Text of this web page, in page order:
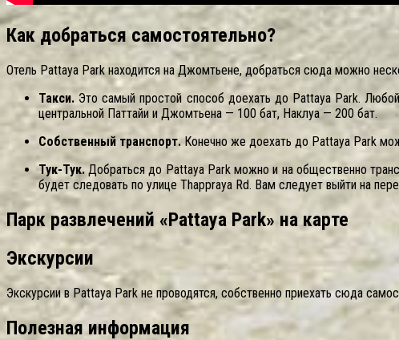
Как добраться самостоятельно?
Отель Pattaya Park находится на Джомтьене, добраться сюда можно
Такси. Это самый простой способ доехать до Pattaya Park.
центральной Паттайи и Джомтьена — 100 бат, Наклуа — 200 бат.
Собственный транспорт.Конечно же доехать до Pattaya Park
Тук-Тук.Добраться до Pattaya Park можно и на общественно
будет следовать по улице Thappraya Rd. Вам следует выйти на
Парк развлечений «Pattaya Park» на карте
Экскурсии
Экскурсии в Pattaya Park не проводятся, собственно приехать сюда
Полезная информация